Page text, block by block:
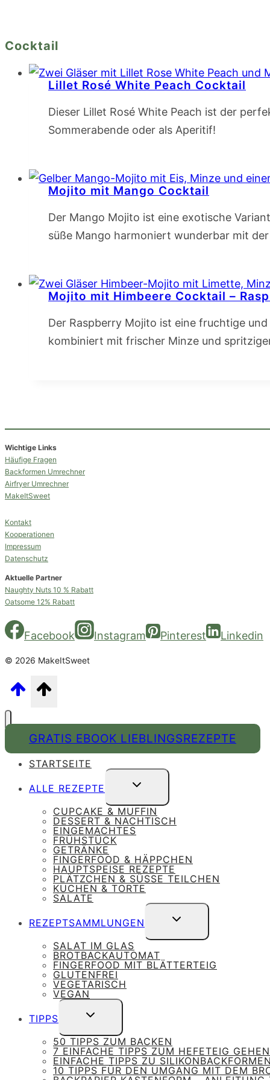
Cocktail
Lillet Rosé White Peach Cocktail
Dieser Lillet Rosé White Peach ist der
Sommerabende oder als Aperitif!
Mojito mit Mango Cocktail
Der Mango Mojito ist eine exotische
süße Mango harmoniert wunderbar mit
Mojito mit Himbeere Cocktail –
Der Raspberry Mojito ist eine fruchtige
kombiniert mit frischer Minze und
Wichtige Links
Häufige Fragen
Backformen Umrechner
Airfryer Umrechner
MakeItSweet
Kontakt
Kooperationen
Impressum
Datenschutz
Aktuelle Partner
Naughty Nuts 10 % Rabatt
Oatsome 12% Rabatt
Facebook Instagram Pinterest Linkedin
© 2026 MakeItSweet
GRATIS EBOOK LIEBLINGSREZEPTE
STARTSEITE
ALLE REZEPTE
UNTERMENÜ
UMSCHALTEN
CUPCAKE & MUFFIN
DESSERT & NACHTISCH
EINGEMACHTES
FRÜHSTÜCK
GETRÄNKE
FINGERFOOD & HÄPPCHEN
HAUPTSPEISE REZEPTE
PLÄTZCHEN & SÜSSE TEILCHEN
KUCHEN & TORTE
SALATE
REZEPTSAMMLUNGEN
UNTERMENÜ
UMSCHALTEN
SALAT IM GLAS
BROTBACKAUTOMAT
FINGERFOOD MIT BLÄTTERTEIG
GLUTENFREI
VEGETARISCH
VEGAN
TIPPS
UNTERMENÜ
UMSCHALTEN
50 TIPPS ZUM BACKEN
7 EINFACHE TIPPS ZUM HEFETEIG
EINFACHE TIPPS ZU
10 TIPPS FÜR DEN UMGANG MIT DEM